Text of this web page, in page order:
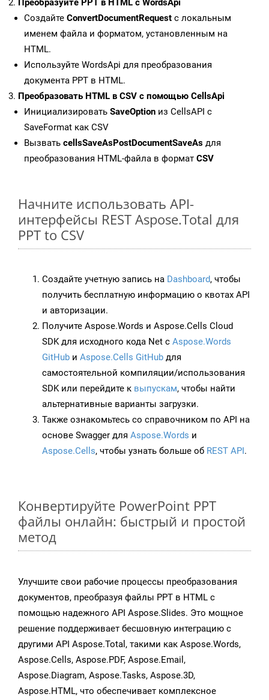
Преобразуйте PPT в HTML с WordsApi
Создайте ConvertDocumentRequest с локальным
именем файла и форматом, установленным на
HTML.
Используйте WordsApi для преобразования
документа PPT в HTML.
Преобразовать HTML в CSV с помощью CellsApi
Инициализировать SaveOption из CellsAPI с
SaveFormat как CSV
Вызвать cellsSaveAsPostDocumentSaveAs для
преобразования HTML-файла в формат CSV
Начните использовать API-
интерфейсы REST Aspose.Total для
PPT to CSV
Создайте учетную запись на Dashboard, чтобы
получить бесплатную информацию о квотах API
и авторизации.
Получите Aspose.Words и Aspose.Cells Cloud
SDK для исходного кода Net с Aspose.Words
GitHub и Aspose.Cells GitHub для
самостоятельной компиляции/использования
SDK или перейдите к выпускам, чтобы найти
альтернативные варианты загрузки.
Также ознакомьтесь со справочником по API на
основе Swagger для Aspose.Words и
Aspose.Cells, чтобы узнать больше об REST API.
Конвертируйте PowerPoint PPT
файлы онлайн: быстрый и простой
метод
Улучшите свои рабочие процессы преобразования
документов, преобразуя файлы PPT в HTML с
помощью надежного API Aspose.Slides. Это мощное
решение поддерживает бесшовную интеграцию с
другими API Aspose.Total, такими как Aspose.Words,
Aspose.Cells, Aspose.PDF, Aspose.Email,
Aspose.Diagram, Aspose.Tasks, Aspose.3D,
Aspose.HTML, что обеспечивает комплексное